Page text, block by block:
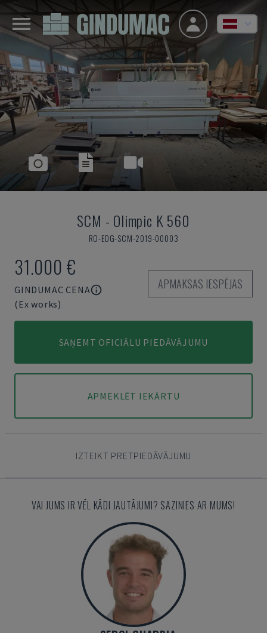
SCM - Olimpic K 560
RO-EDG-SCM-2019-00003
31.000 €
GINDUMAC CENA
(Ex works)
APMAKSAS IESPĒJAS
SAŅEMT OFICIĀLU PIEDĀVĀJUMU
APMEKLĒT IEKĀRTU
IZTEIKT PRETPIEDĀVĀJUMU
VAI JUMS IR VĒL KĀDI JAUTĀJUMI? SAZINIES AR MUMS!